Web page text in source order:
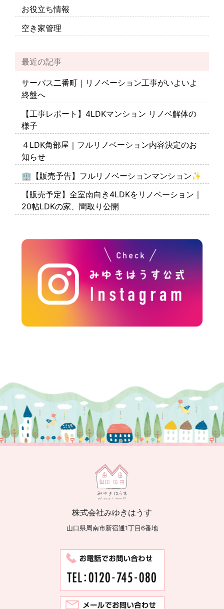
お役立ち情報
空き家管理
最近の記事
サーパス二番町｜リノベーション工事がいよいよ
終盤へ
【工事レポート】4LDKマンション リノベ解体の
様子
４LDK角部屋｜フルリノベーション内容決定のお
知らせ
🏢【販売予告】フルリノベーションマンション✨
【販売予定】全室南向き4LDKをリノベーション｜
20帖LDKの家、間取り公開
株式会社みゆきはうす
山口県周南市新宿通1丁目6番地